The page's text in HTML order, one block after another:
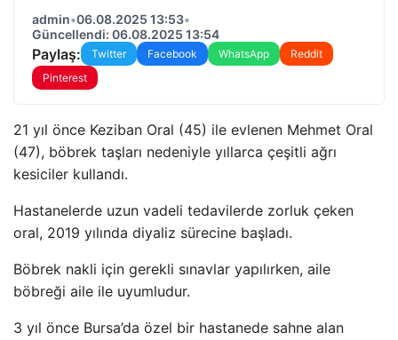
admin•06.08.2025 13:53•
Güncellendi: 06.08.2025 13:54
Paylaş: Twitter Facebook WhatsApp
Reddit
Pinterest
21 yıl önce Keziban Oral (45) ile evlenen Mehmet Oral
(47), böbrek taşları nedeniyle yıllarca çeşitli ağrı
kesiciler kullandı.
Hastanelerde uzun vadeli tedavilerde zorluk çeken
oral, 2019 yılında diyaliz sürecine başladı.
Böbrek nakli için gerekli sınavlar yapılırken, aile
böbreği aile ile uyumludur.
3 yıl önce Bursa’da özel bir hastanede sahne alan